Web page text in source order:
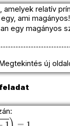
relatív
ami magányos!
egy magányos
új
feladat